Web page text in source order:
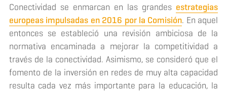
Conectividad se enmarcan en las grandes estrategias
europeas impulsadas en 2016 por la Comisión. En aquel
entonces se estableció una revisión ambiciosa de la
normativa encaminada a mejorar la competitividad a
través de la conectividad. Asimismo, se consideró que el
fomento de la inversión en redes de muy alta capacidad
resulta cada vez más importante para la educación, la